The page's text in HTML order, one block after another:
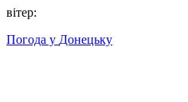
вітер:
Погода у Донецьку